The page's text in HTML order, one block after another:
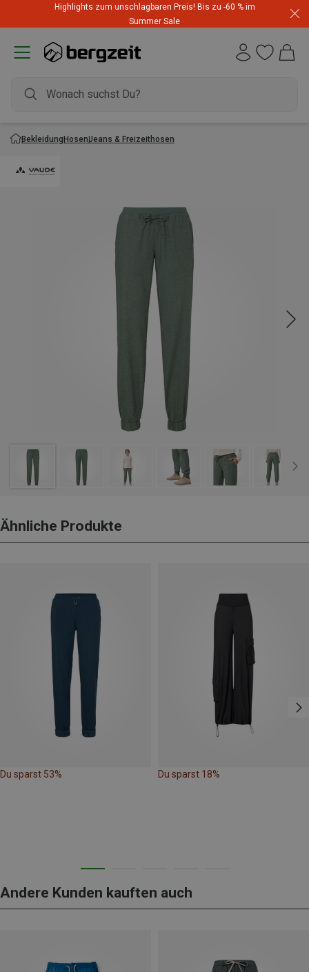
Highlights zum unschlagbaren Preis! Bis zu -60 % im
Summer Sale
BekleidungHosenJeans & Freizeithosen
Ähnliche Produkte
Du sparst 53% Du sparst 18%
Andere Kunden kauften auch